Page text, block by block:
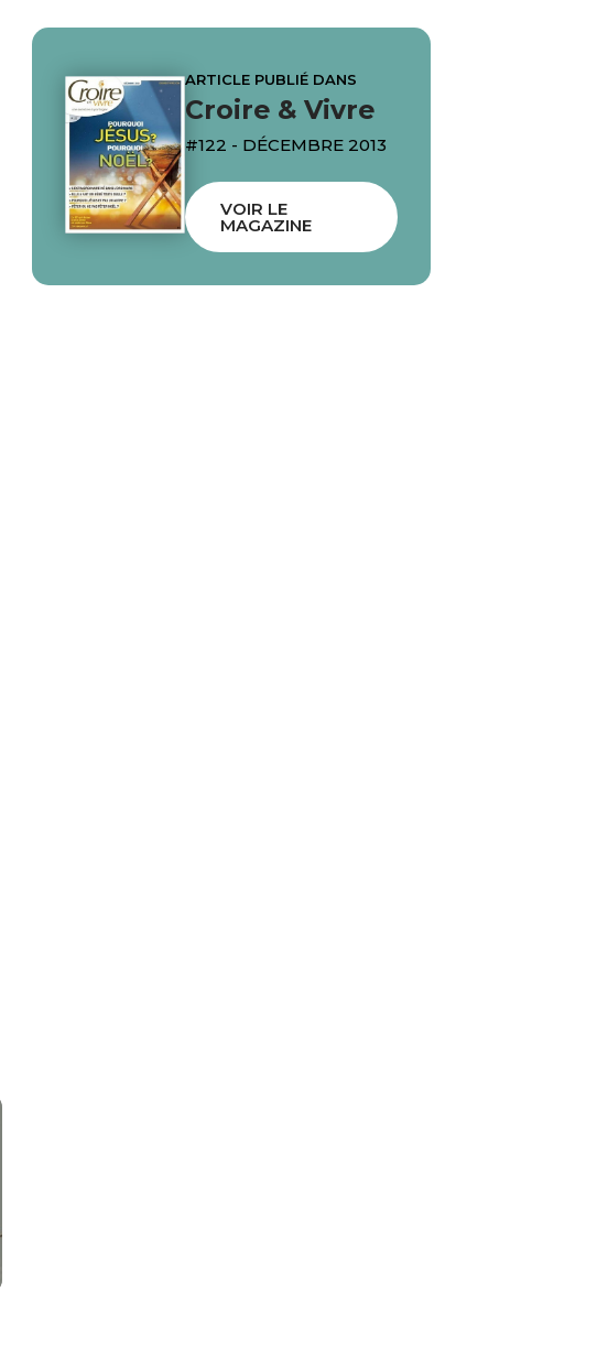
ARTICLE PUBLIÉ DANS
Croire & Vivre
#122 - DÉCEMBRE 2013
VOIR LE
MAGAZINE